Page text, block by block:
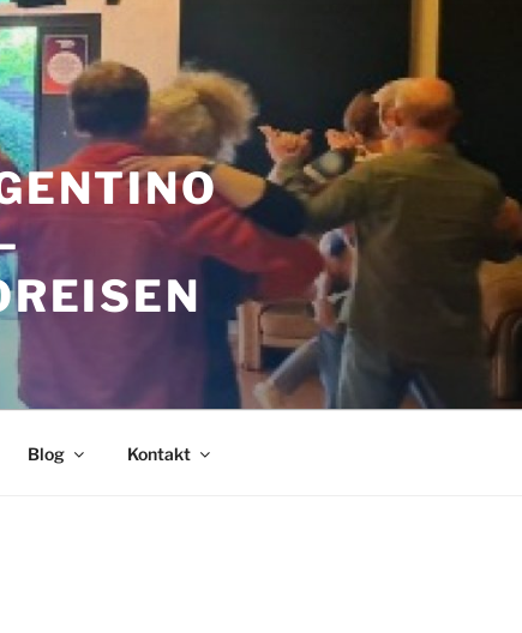
Blog Kontakt